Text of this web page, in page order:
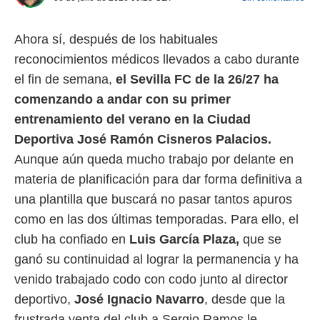
nuestra
y
de
cookies
aceptar
de
Ahora sí, después de los habituales
reconocimientos médicos llevados a cabo durante
el fin de semana, el Sevilla FC de la 26/27 ha
comenzando a andar con su primer
entrenamiento del verano en la Ciudad
Deportiva José Ramón Cisneros Palacios.
Aunque aún queda mucho trabajo por delante en
materia de planificación para dar forma definitiva a
una plantilla que buscará no pasar tantos apuros
como en las dos últimas temporadas. Para ello, el
club ha confiado en Luis García Plaza, que se
ganó su continuidad al lograr la permanencia y ha
venido trabajado codo con codo junto al director
deportivo, José Ignacio Navarro, desde que la